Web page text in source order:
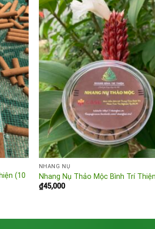
Add to
wishlist
(10
NHANG NỤ
Nhang Nụ Thảo Mộc Bình Trí Thiện
₫45,000